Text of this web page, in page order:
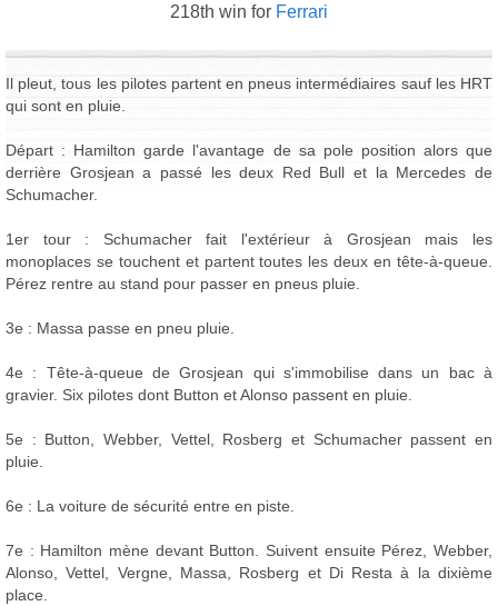
218th win for Ferrari
Il pleut, tous les pilotes partent en pneus intermédiaires sauf les HRT
qui sont en pluie.
Départ : Hamilton garde l'avantage de sa pole position alors que
derrière Grosjean a passé les deux Red Bull et la Mercedes de
Schumacher.
1er tour : Schumacher fait l'extérieur à Grosjean mais les
monoplaces se touchent et partent toutes les deux en tête-à-queue.
Pérez rentre au stand pour passer en pneus pluie.
3e : Massa passe en pneu pluie.
4e : Tête-à-queue de Grosjean qui s'immobilise dans un bac à
gravier. Six pilotes dont Button et Alonso passent en pluie.
5e : Button, Webber, Vettel, Rosberg et Schumacher passent en
pluie.
6e : La voiture de sécurité entre en piste.
7e : Hamilton mène devant Button. Suivent ensuite Pérez, Webber,
Alonso, Vettel, Vergne, Massa, Rosberg et Di Resta à la dixième
place.